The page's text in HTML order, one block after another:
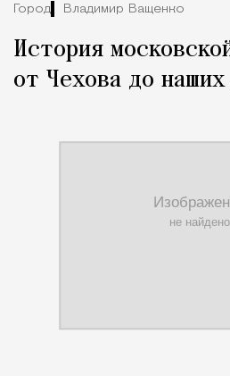
Город Владимир Ващенко
История
от Чехова до